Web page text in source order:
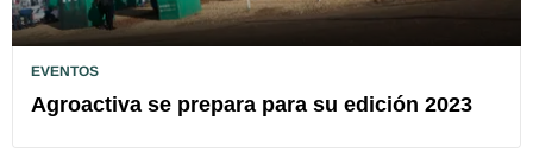
EVENTOS
Agroactiva se prepara para su edición 2023